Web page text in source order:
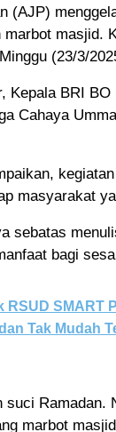
(AJP)
masjid.
(23/3/
Kepala BRI BO
Cahaya
masyarakat
sebatas
bagi
RSUD SMART
Tak Mudah
suci Ramadan.
marbot